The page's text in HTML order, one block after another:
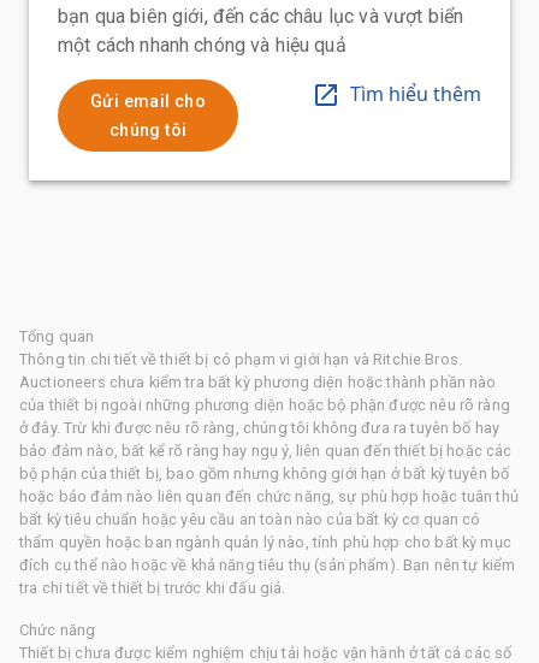
bạn qua biên giới, đến các châu lục và vượt biển
một cách nhanh chóng và hiệu quả
Gửi email cho
chúng tôi
Tìm hiểu thêm
Tổng quan
Thông tin chi tiết về thiết bị có phạm vi giới hạn và Ritchie Bros.
Auctioneers chưa kiểm tra bất kỳ phương diện hoặc thành phần nào
của thiết bị ngoài những phương diện hoặc bộ phận được nêu rõ ràng
ở đây. Trừ khi được nêu rõ ràng, chúng tôi không đưa ra tuyên bố hay
bảo đảm nào, bất kể rõ ràng hay ngụ ý, liên quan đến thiết bị hoặc các
bộ phận của thiết bị, bao gồm nhưng không giới hạn ở bất kỳ tuyên bố
hoặc bảo đảm nào liên quan đến chức năng, sự phù hợp hoặc tuân thủ
bất kỳ tiêu chuẩn hoặc yêu cầu an toàn nào của bất kỳ cơ quan có
thẩm quyền hoặc ban ngành quản lý nào, tính phù hợp cho bất kỳ mục
đích cụ thể nào hoặc về khả năng tiêu thụ (sản phẩm). Bạn nên tự kiểm
tra chi tiết về thiết bị trước khi đấu giá.
Chức năng
Thiết bị chưa được kiểm nghiệm chịu tải hoặc vận hành ở tất cả các số